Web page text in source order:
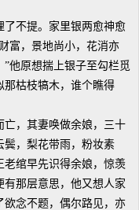
不提。家里银两愈神愈
富，景地尚小，花消亦
他原想揣上银子至勾栏觅
那枯枝犒木，谁个瞧得
，其妻唤做余娘，三十
鬓，梨花带雨，粉妆素
老绾早先识得余娘，惊羡
那层意思，他又想人家
欲念不题，偶尔路见，亦